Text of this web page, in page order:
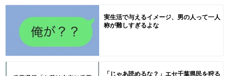
実生活で与えるイメージ、男の人って一人
称が難しすぎるよな
「じゃあ読めるな？」エセ千葉県民を狩る